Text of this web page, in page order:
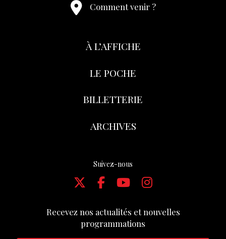
Comment venir ?
À L’AFFICHE
LE POCHE
BILLETTERIE
ARCHIVES
Suivez-nous
Recevez nos actualités et nouvelles
programmations